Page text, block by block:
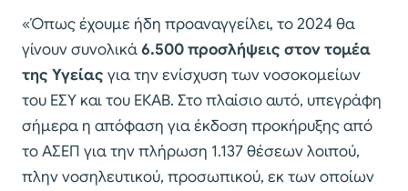
«Όπως έχουμε ήδη προαναγγείλει, το 2024 θα
γίνουν συνολικά6.500 προσλήψεις στον τομέα
της Υγείας για την ενίσχυση των νοσοκομείων
του ΕΣΥ και του ΕΚΑΒ. Στο πλαίσιο αυτό, υπεγράφη
σήμερα η απόφαση για έκδοση προκήρυξης από
το ΑΣΕΠ για την πλήρωση 1.137 θέσεων λοιπού,
πλην νοσηλευτικού, προσωπικού, εκ των οποίων